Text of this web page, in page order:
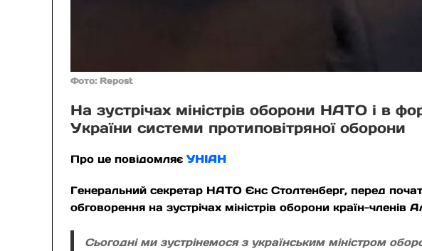
Фото: Repost
На зустрічах міністрів оборони НАТО і в
України системи протиповітряної оборони
Про це повідомляєУНІАН
Генеральний секретар НАТО Єнс Столтенберг, перед
обговорення на зустрічах міністрів оборони країн-
Сьогодні ми зустрінемося з українським міністром